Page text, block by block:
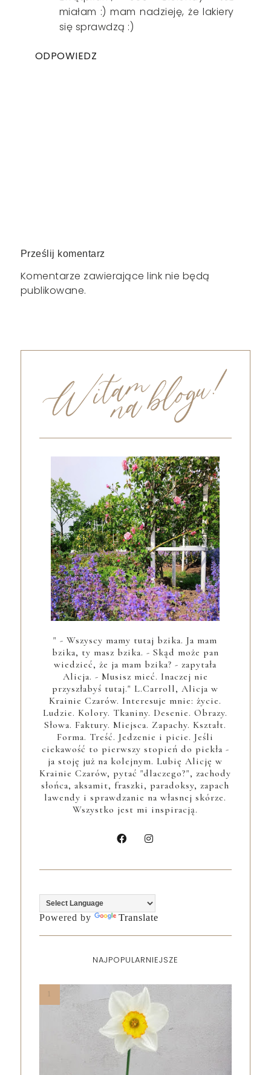
miałam :) mam nadzieję, że lakiery
się sprawdzą :)
ODPOWIEDZ
Prześlij komentarz
Komentarze zawierające link nie będą
publikowane.
" - Wszyscy mamy tutaj bzika. Ja mam
bzika, ty masz bzika. - Skąd może pan
wiedzieć, że ja mam bzika? - zapytała
Alicja. - Musisz mieć. Inaczej nie
przyszłabyś tutaj." L.Carroll, Alicja w
Krainie Czarów. Interesuje mnie: życie.
Ludzie. Kolory. Tkaniny. Desenie. Obrazy.
Słowa. Faktury. Miejsca. Zapachy. Kształt.
Forma. Treść. Jedzenie i picie. Jeśli
ciekawość to pierwszy stopień do piekła -
ja stoję już na kolejnym. Lubię Alicję w
Krainie Czarów, pytać "dlaczego?", zachody
słońca, aksamit, fraszki, paradoksy, zapach
lawendy i sprawdzanie na własnej skórze.
Wszystko jest mi inspiracją.
Powered by Translate
NAJPOPULARNIEJSZE